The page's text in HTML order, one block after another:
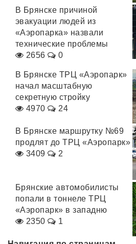
В Брянске причиной
эвакуации людей из
«Аэропарка» назвали
технические проблемы
2656
0
В Брянске ТРЦ «Аэропарк»
начал масштабную
секретную стройку
4970
24
В Брянске маршрутку №69
продлят до ТРЦ «Аэропарк»
3409
2
Брянские автомобилисты
попали в тоннеле ТРЦ
«Аэропарк» в западню
2350
1